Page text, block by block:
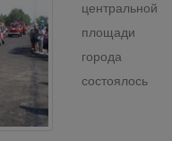
центральной
площади
города
состоялось